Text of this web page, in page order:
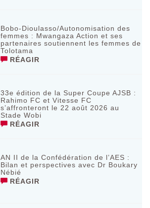
Bobo-Dioulasso/Autonomisation des
femmes : Mwangaza Action et ses
partenaires soutiennent les femmes de
Tolotama
RÉAGIR
33e édition de la Super Coupe AJSB :
Rahimo FC et Vitesse FC
s’affronteront le 22 août 2026 au
Stade Wobi
RÉAGIR
AN II de la Confédération de l’AES :
Bilan et perspectives avec Dr Boukary
Nébié
RÉAGIR